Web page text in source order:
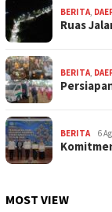
BERITA,
Ruas
BERITA,
BERITA 6
MOST VIEW